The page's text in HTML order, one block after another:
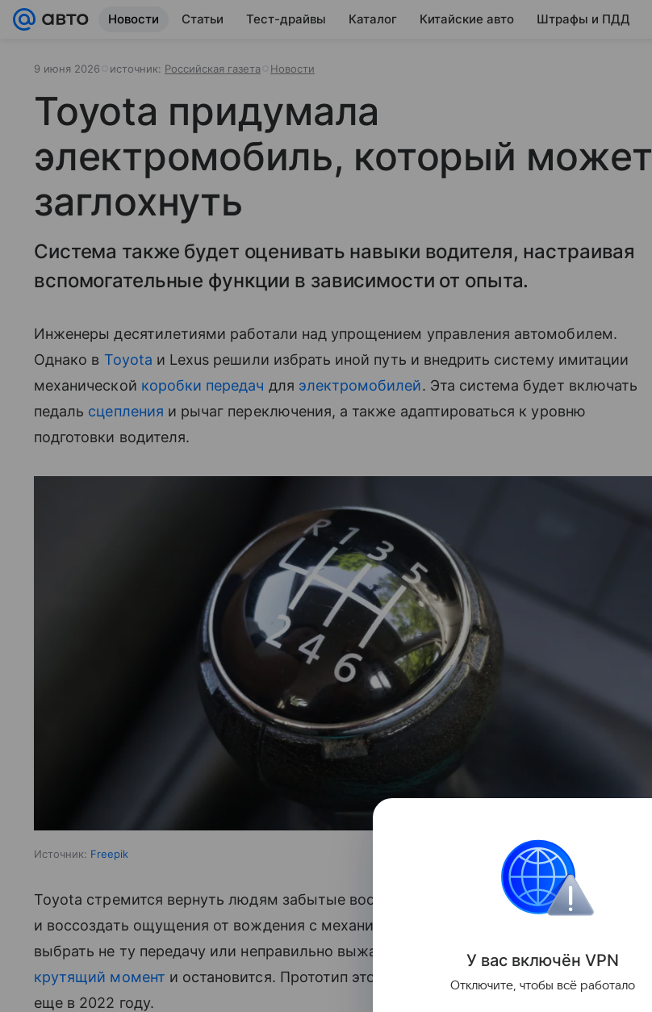
Новости Статьи Тест-драйвы Каталог Китайские авто Штрафы и ПДД
9 июня 2026 источник: Российская газета Новости
Toyota придумала
электромобиль, который может
заглохнуть
Система также будет оценивать навыки водителя, настраивая
вспомогательные функции в зависимости от опыта.
Инженеры десятилетиями работали над упрощением управления автомобилем.
Однако в Toyota и Lexus решили избрать иной путь и внедрить систему имитации
механической коробки передач для электромобилей. Эта система будет включать
педаль сцепления и рычаг переключения, а также адаптироваться к уровню
подготовки водителя.
Источник: Freepik
Toyota стремится вернуть людям забытые воспоминания о классических машинах
и воссоздать ощущения от вождения с механической коробкой передач. Если
выбрать не ту передачу или неправильно выжать сцепление, автомобиль снизит
крутящий момент и остановится. Прототип этой системы появился в Lexus UX300e
еще в 2022 году.
У вас включён VPN
Отключите, чтобы всё работало